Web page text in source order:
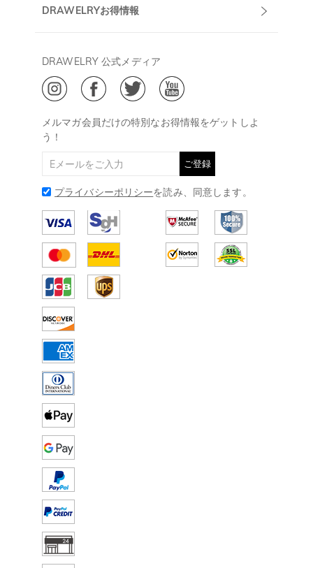
ご利用規約
ご特定商取引法に基づく表示
発送について
ジュエリーお手入れ
Drawelry Blog
DRAWELRYお得情報
会員・ポイントについて
メルマガ会員だけの特別なお得情報をゲットしよ
う！
ご登録
プライバシーポリシーを読み、同意します。
DRAWELRY 公式メディア